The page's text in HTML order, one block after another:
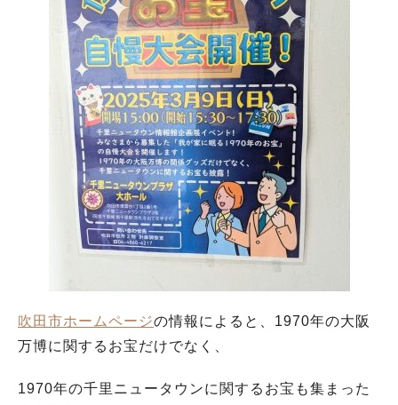
吹田市ホームページの情報によると、1970年の大阪
万博に関するお宝だけでなく、
1970年の千里ニュータウンに関するお宝も集まった